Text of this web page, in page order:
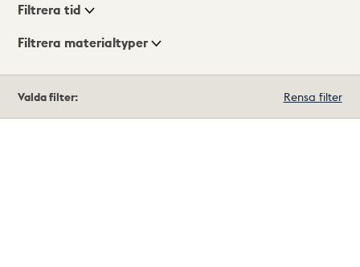
Visningsläge
Filtrera tid
Filtrera materialtyper
träffar
Valda filter: Rensa filter